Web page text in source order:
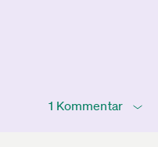
1 Kommentar